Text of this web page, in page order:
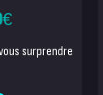
€
surprendre